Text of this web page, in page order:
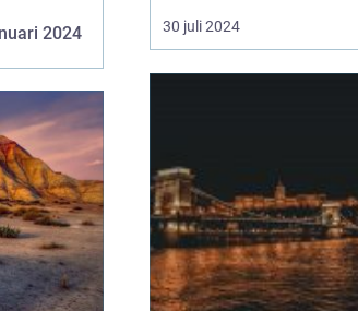
2024
efter oss, och svaret är
ofta ett charmigt litet
stoj, sl...
30 juli 2024